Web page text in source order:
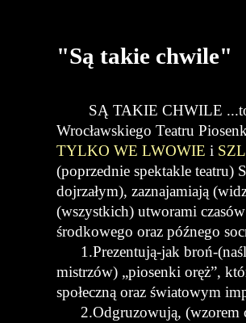
"Są takie chwile"
SĄ TAKIE CHWILE ...to
Wrocławskiego Teatru
TYLKO WE LWOWIE i
(poprzednie spektakle
dojrzałym), zaznajamiają
(wszystkich) utworami
środkowego oraz późnego
1.Prezentują-jak broń-
mistrzów) „piosenki oręż”,
społeczną oraz światowym
2.Odgruzowują, (wzorem